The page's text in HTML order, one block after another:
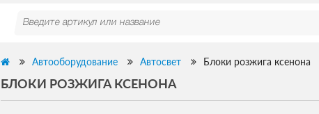
Автооборудование Автосвет Блоки розжига ксенона
БЛОКИ РОЗЖИГА КСЕНОНА